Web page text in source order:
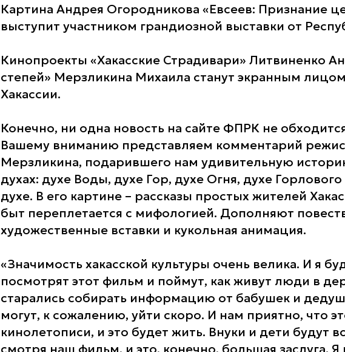
Картина Андрея Огородникова «Евсеев: Признание
выступит участником грандиозной выставки от
Кинопроекты «Хакасские Страдивари» Литвиненко
степей» Мерзликина Михаила станут экранным
Хакассии.
Конечно, ни одна новость на сайте ФПРК не
Вашему вниманию представляем комментарий
Мерзликина, подарившего нам удивительную
духах: духе Воды, духе Гор, духе Огня, духе
духе. В его картине – рассказы простых жителей
быт переплетается с мифологией. Дополняют
художественные вставки и кукольная анимация.
«Значимость хакасской культуры очень велика. И я
посмотрят этот фильм и поймут, как живут люди в
старались собирать информацию от бабушек и
могут, к сожалению, уйти скоро. И нам приятно, что
кинолетописи, и это будет жить. Внуки и дети будут
смотря наш фильм, и это, конечно, большая заслуга. Я